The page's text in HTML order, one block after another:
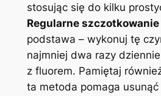
stosując się do kilku
Regularne
podstawa – wykonuj tę
najmniej dwa razy
z fluorem. Pamiętaj
ta metoda pomaga